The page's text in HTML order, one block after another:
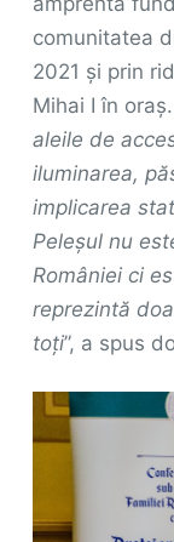
comunitatea
2021 și prin
Mihai I în oraș.
aleile de
iluminarea,
implicarea
Peleșul nu
României ci
reprezintă
toți”, a spus